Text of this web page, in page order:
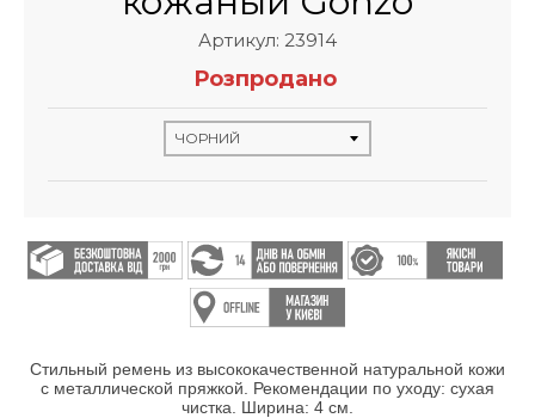
Артикул: 23914
Розпродано
Стильный ремень из высококачественной натуральной кожи
с металлической пряжкой. Рекомендации по уходу: сухая
чистка. Ширина: 4 см.